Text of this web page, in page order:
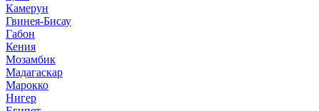
Камерун
Гвинея-Бисау
Габон
Кения
Мозамбик
Мадагаскар
Марокко
Нигер